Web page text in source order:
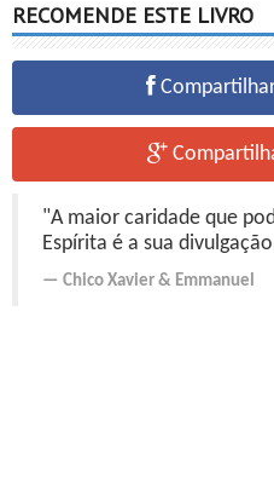
RECOMENDE ESTE LIVRO
"A maior caridade que
Espírita é a sua
Chico Xavier & Emmanuel